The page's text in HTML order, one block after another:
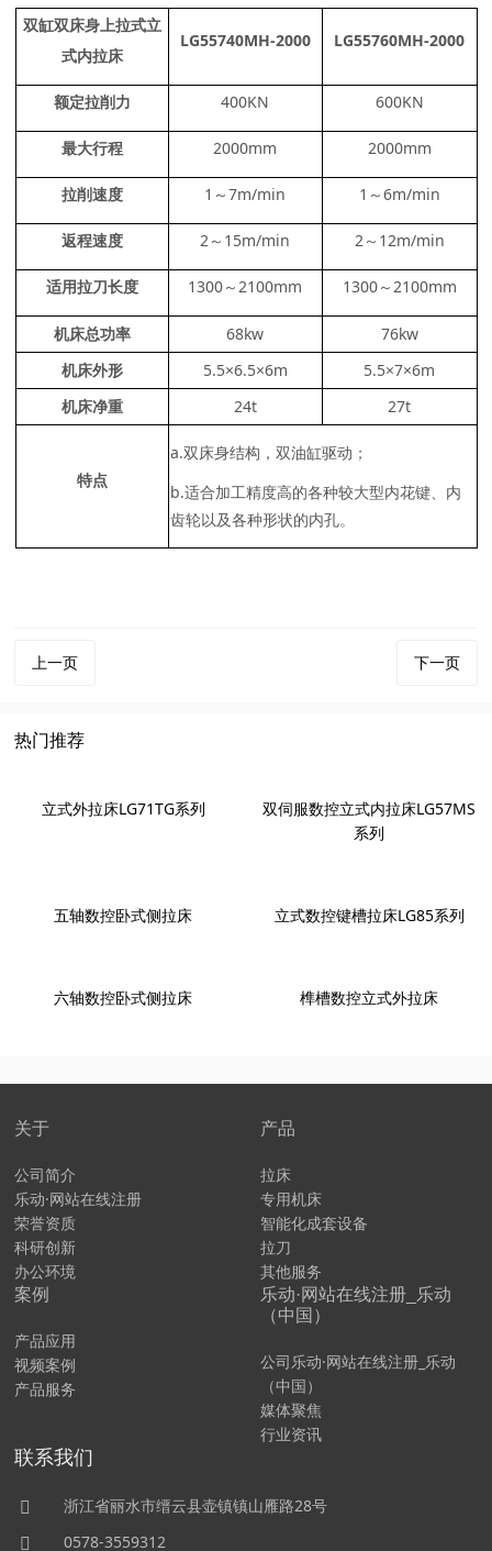
双缸双床身上拉式立
式内拉床
LG55740MH-2000 LG55760MH-2000
额定拉削力 400KN 600KN
最大行程 2000mm 2000mm
拉削速度 1～7m/min 1～6m/min
返程速度 2～15m/min 2～12m/min
适用拉刀长度 1300～2100mm 1300～2100mm
机床总功率 68kw
76kw
机床外形
5.5×6.5×6m
5.5×7×6m
机床净重
24t 27t
特点
a.双床身结构，双油缸驱动；
b.适合加工精度高的各种较大型内花键、内
齿轮以及各种形状的内孔。
上一页 下一页
热门推荐
立式外拉床LG71TG系列
双伺服数控立式内拉床LG57MS
系列
五轴数控卧式侧拉床 立式数控键槽拉床LG85系列
六轴数控卧式侧拉床 榫槽数控立式外拉床
关于
公司简介
乐动·网站在线注册
荣誉资质
科研创新
办公环境
产品
拉床
专用机床
智能化成套设备
拉刀
其他服务
案例
产品应用
视频案例
产品服务
乐动·网站在线注册_乐动
（中国）
公司乐动·网站在线注册_乐动
（中国）
媒体聚焦
行业资讯
联系我们
浙江省丽水市缙云县壶镇镇山雁路28号
0578-3559312